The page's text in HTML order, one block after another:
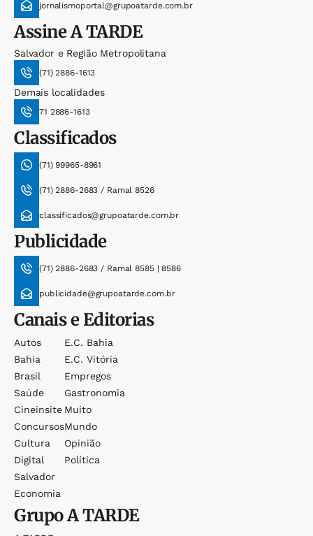
jornalismoportal@grupoatarde.com.br
AssineA TARDE
Salvador e Região Metropolitana
(71) 2886-1613
Demais localidades
71 2886-1613
Classificados
(71) 99965-8961
(71) 2886-2683 / Ramal 8526
classificados@grupoatarde.com.br
Publicidade
(71) 2886-2683 / Ramal 8585 | 8586
publicidade@grupoatarde.com.br
Canais e Editorias
Autos
Bahia
Brasil
Saúde
Cineinsite
Concursos
Cultura
Digital
Salvador
Economia
E.c. Bahia
E.c. Vitória
Empregos
Gastronomia
Muito
Mundo
Opinião
Política
GrupoA TARDE